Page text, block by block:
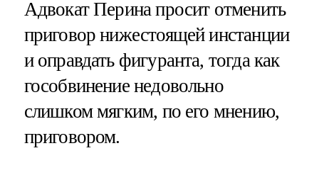
Адвокат Перина просит отменить
приговор нижестоящей инстанции
и оправдать фигуранта, тогда как
гособвинение недовольно
слишком мягким, по его мнению,
приговором.